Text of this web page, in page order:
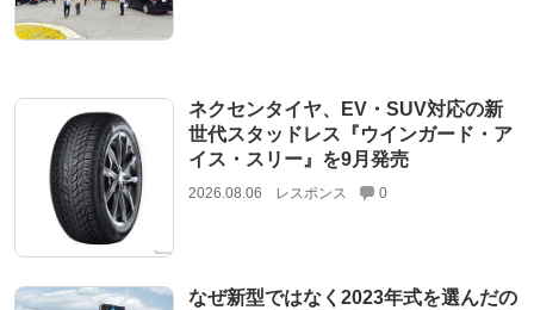
ネクセンタイヤ、EV・SUV対応の新
世代スタッドレス『ウインガード・ア
イス・スリー』を9月発売
2026.08.06 レスポンス 0
なぜ新型ではなく2023年式を選んだの